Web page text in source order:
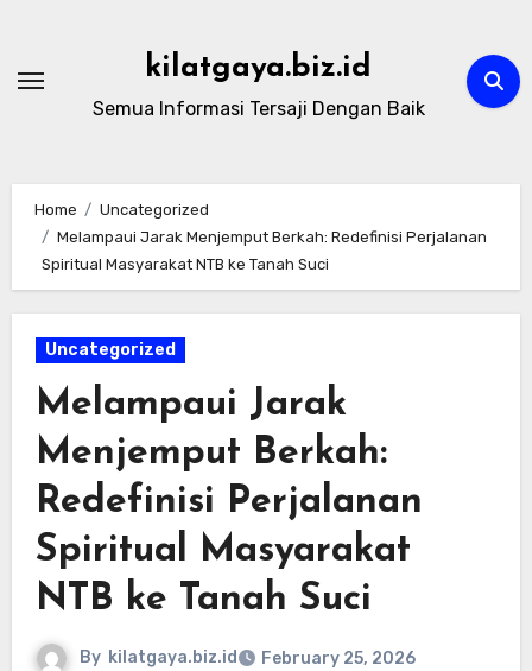
content
kilatgaya.biz.id
Semua Informasi Tersaji Dengan Baik
Home
Uncategorized
Melampaui Jarak Menjemput Berkah: Redefinisi Perjalanan
Spiritual Masyarakat NTB ke Tanah Suci
Uncategorized
Melampaui Jarak
Menjemput Berkah:
Redefinisi Perjalanan
Spiritual Masyarakat
NTB ke Tanah Suci
By kilatgaya.biz.id February 25, 2026